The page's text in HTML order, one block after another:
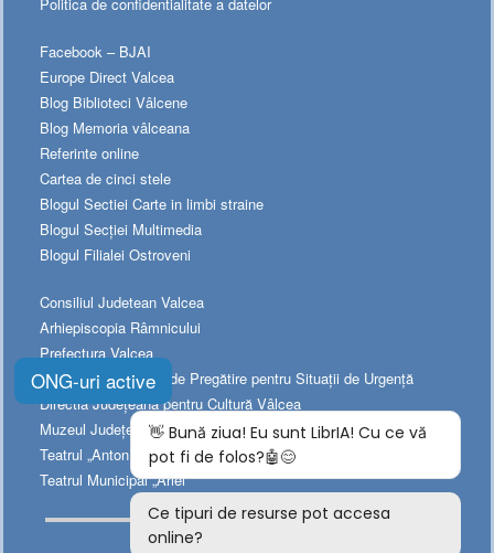
Politica de confidentialitate a datelor
Facebook – BJAI
Europe Direct Valcea
Blog Biblioteci Vâlcene
Blog Memoria vâlceana
Referinte online
Cartea de cinci stele
Blogul Sectiei Carte in limbi straine
Blogul Secției Multimedia
Blogul Filialei Ostroveni
Consiliul Judetean Valcea
Arhiepiscopia Râmnicului
Prefectura Valcea
Platforma Naționala de Pregătire pentru Situații de Urgență
Directia Judeţeană pentru Cultură Vâlcea
Muzeul Judeţean de Istorie
Teatrul „Anton Pann”
Teatrul Municipal „Ariel”
ONG-uri active